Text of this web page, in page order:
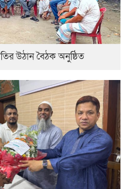
উঠান বৈঠক অনুষ্ঠিত